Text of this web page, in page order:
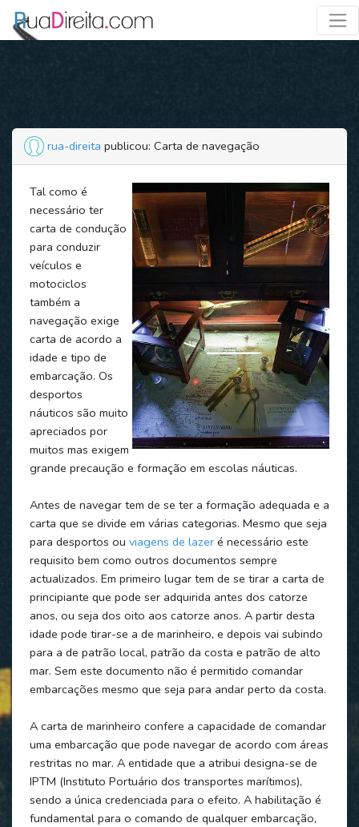
rua-direita publicou: Carta de navegação
Tal como é
necessário ter
carta de condução
para conduzir
veículos e
motociclos
também a
navegação exige
carta de acordo a
idade e tipo de
embarcação. Os
desportos
náuticos são muito
apreciados por
muitos mas exigem
grande precaução e formação em escolas náuticas.
Antes de navegar tem de se ter a formação adequada e a
carta que se divide em várias categorias. Mesmo que seja
para desportos ou viagens de lazeré necessário este
requisito bem como outros documentos sempre
actualizados. Em primeiro lugar tem de se tirar a carta de
principiante que pode ser adquirida antes dos catorze
anos, ou seja dos oito aos catorze anos. A partir desta
idade pode tirar-se a de marinheiro, e depois vai subindo
para a de patrão local, patrão da costa e patrão de alto
mar. Sem este documento não é permitido comandar
embarcações mesmo que seja para andar perto da costa.
A carta de marinheiro confere a capacidade de comandar
uma embarcação que pode navegar de acordo com áreas
restritas no mar. A entidade que a atribui designa-se de
IPTM (Instituto Portuário dos transportes marítimos),
sendo a única credenciada para o efeito. A habilitação é
fundamental para o comando de qualquer embarcação,